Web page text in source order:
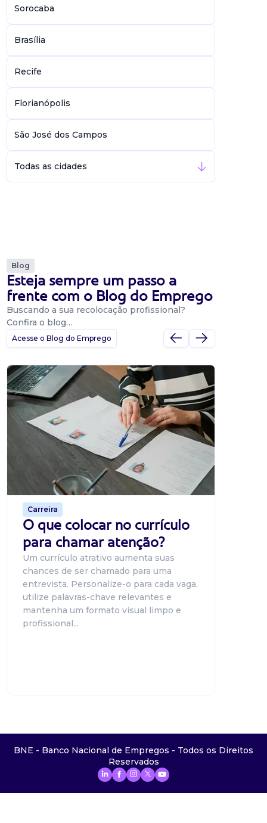
Sorocaba
Brasília
Recife
Florianópolis
São José dos Campos
Todas as cidades
Blog
Esteja sempre um passo a
frente com o Blog do Emprego
Buscando a sua recolocação profissional?
Confira o blog…
Acesse o Blog do Emprego
Carreira
O que colocar no currículo
para chamar atenção?
Um currículo atrativo aumenta suas
chances de ser chamado para uma
entrevista. Personalize-o para cada vaga,
utilize palavras-chave relevantes e
mantenha um formato visual limpo e
profissional...
BNE - Banco Nacional de Empregos - Todos os Direitos
Reservados